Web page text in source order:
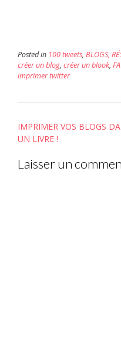
Posted in 100 tweets, BLOGS,
créer un blog, créer un blook,
imprimer twitter
Post
navigation
IMPRIMER VOS BLOGS
UN LIVRE !
Laisser un